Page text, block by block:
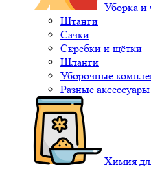
Уборка и
Штанги
Сачки
Скребки и щётки
Шланги
Уборочные
Разные аксессуары
Химия